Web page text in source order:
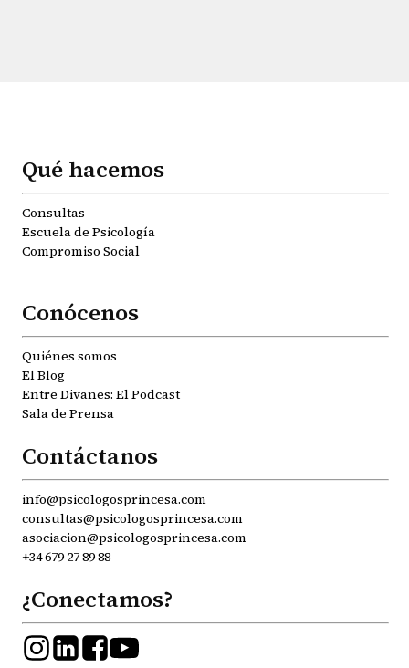
Qué hacemos
Consultas
Escuela de Psicología
Compromiso Social
Conócenos
Quiénes somos
El Blog
Entre Divanes: El Podcast
Sala de Prensa
Contáctanos
info@psicologosprincesa.com
consultas@psicologosprincesa.com
asociacion@psicologosprincesa.com
+34 679 27 89 88
¿Conectamos?